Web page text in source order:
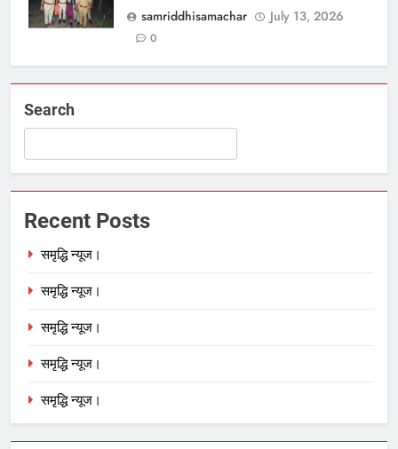
samriddhisamachar
July 13, 2026
0
Search
Recent Posts
समृद्धि न्यूज।
समृद्धि न्यूज।
समृद्धि न्यूज।
समृद्धि न्यूज।
समृद्धि न्यूज।